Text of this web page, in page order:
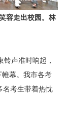
容走出校园。林
声准时响起，
幕。我市各考
名考生带着热忱